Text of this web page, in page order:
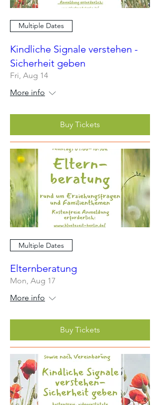
Multiple Dates
Kindliche Signale verstehen -
Sicherheit geben
Fri, Aug 14
More info
Buy Tickets
Multiple Dates
Elternberatung
Mon, Aug 17
More info
Buy Tickets